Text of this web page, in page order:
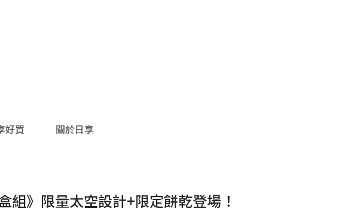
好買 關於日享
》限量太空設計+限定餅乾登場！